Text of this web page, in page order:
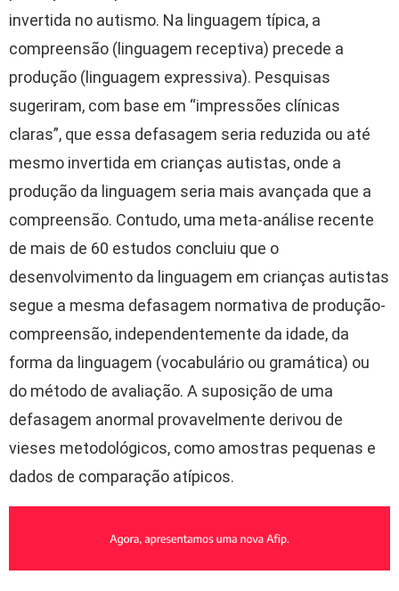
invertida no autismo. Na linguagem típica, a
compreensão (linguagem receptiva) precede a
produção (linguagem expressiva). Pesquisas
sugeriram, com base em “impressões clínicas
claras”, que essa defasagem seria reduzida ou até
mesmo invertida em crianças autistas, onde a
produção da linguagem seria mais avançada que a
compreensão. Contudo, uma meta-análise recente
de mais de 60 estudos concluiu que o
desenvolvimento da linguagem em crianças autistas
segue a mesma defasagem normativa de produção-
compreensão, independentemente da idade, da
forma da linguagem (vocabulário ou gramática) ou
do método de avaliação. A suposição de uma
defasagem anormal provavelmente derivou de
vieses metodológicos, como amostras pequenas e
dados de comparação atípicos.